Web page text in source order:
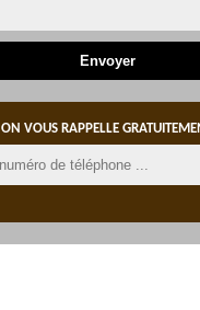
ON VOUS RAPPELLE